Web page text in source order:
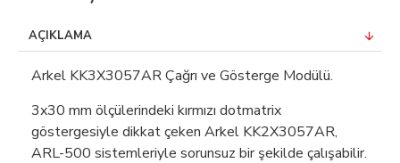
AÇIKLAMA
Arkel KK3X3057AR Çağrı ve Gösterge Modülü.
3x30 mm ölçülerindeki kırmızı dotmatrix
göstergesiyle dikkat çeken Arkel KK2X3057AR,
ARL-500 sistemleriyle sorunsuz bir şekilde çalışabilir.